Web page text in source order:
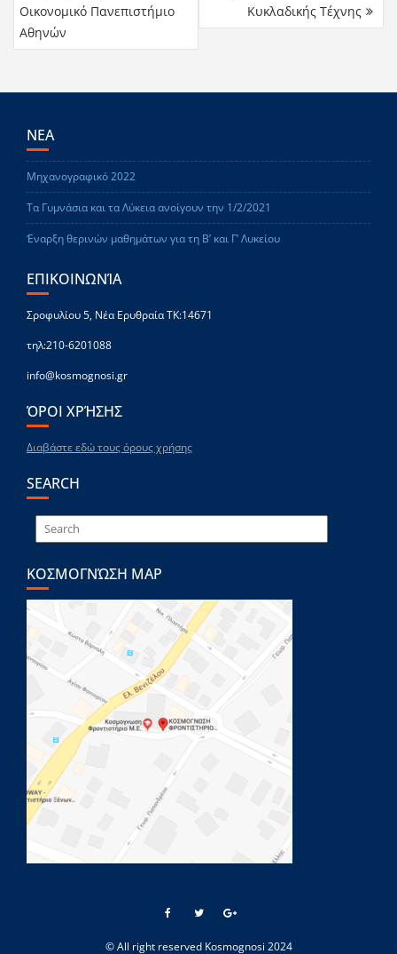
Οικονομικό Πανεπιστήμιο
Αθηνών
Κυκλαδικής Τέχνης
ΝΕΑ
Μηχανογραφικό 2022
Τα Γυμνάσια και τα Λύκεια ανοίγουν την 1/2/2021
Έναρξη θερινών μαθημάτων για τη Β’ και Γ’ Λυκείου
ΕΠΙΚΟΙΝΩΝΊΑ
Σροφυλίου 5, Νέα Ερυθραία ΤΚ:14671
τηλ:210-6201088
info@kosmognosi.gr
ΌΡΟΙ ΧΡΉΣΗΣ
Διαβάστε εδώ τους όρους χρήσης
SEARCH
ΚΟΣΜΟΓΝΏΣΗ MAP
© All right reserved Kosmognosi 2024